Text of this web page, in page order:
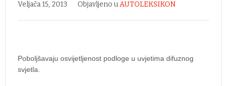
Veljača 15, 2013 Objavljeno uAUTOLEKSIKON
Poboljšavaju osvijetljenost podloge u uvjetima difuznog
svjetla.